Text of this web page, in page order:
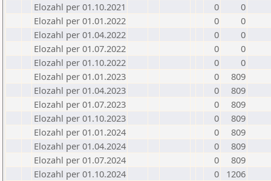
Elozahl per 01.10.2021
0
0
Elozahl per 01.01.2022
0
0
Elozahl per 01.04.2022
0
0
Elozahl per 01.07.2022
0
0
Elozahl per 01.10.2022
0
0
Elozahl per 01.01.2023
0
809
Elozahl per 01.04.2023
0
809
Elozahl per 01.07.2023
0
809
Elozahl per 01.10.2023
0
809
Elozahl per 01.01.2024
0
809
Elozahl per 01.04.2024
0
809
Elozahl per 01.07.2024
0
809
Elozahl per 01.10.2024
0
1206